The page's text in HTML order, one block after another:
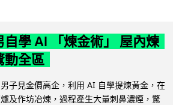
自學 AI 「煉金術」 屋內煉
動全區
子見金價高企，利用 AI 自學提煉黃金，在
及作坊冶煉，過程產生大量刺鼻濃煙，驚